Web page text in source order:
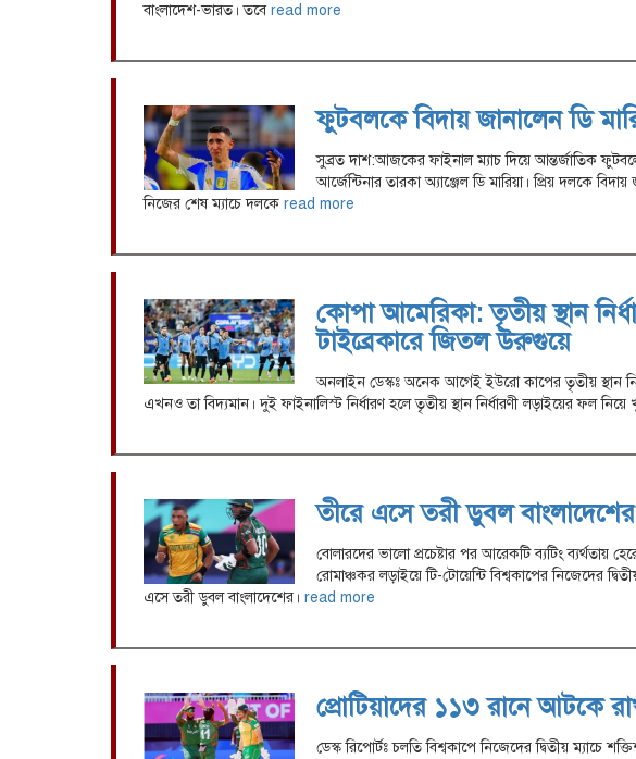
বাংলাদেশ-ভারত। তবেread more
ফুটবলকে বিদায় জানালেন ডি
সুব্রত দাশ:আজকের ফাইনাল ম্যাচ দিয়ে আন্তর্জাতিক
আর্জেন্টিনার তারকা অ্যাঞ্জেল ডি মারিয়া। প্রিয় দলকে
নিজের শেষ ম্যাচে দলকে read more
কোপা আমেরিকা: তৃতীয় স্থান
টাইব্রেকারে জিতল উরুগুয়ে
অনলাইন ডেস্কঃ অনেক আগেই ইউরো কাপের তৃতীয় স্থান
এখনও তা বিদ্যমান। দুই ফাইনালিস্ট নির্ধারণ হলে তৃতীয় স্থান নির্ধারণী লড়াইয়ের ফল
তীরে এসে তরী ডুবল বাংলাদেশের
বোলারদের ভালো প্রচেষ্টার পর আরেকটি ব্যটিং ব্যর্থতায়
রোমাঞ্চকর লড়াইয়ে টি-টোয়েন্টি বিশ্বকাপের নিজেদের
এসে তরী ডুবল বাংলাদেশের। read more
প্রোটিয়াদের ১১৩ রানে আটকে
ডেস্ক রিপোর্টঃ চলতি বিশ্বকাপে নিজেদের দ্বিতীয় ম্যাচে